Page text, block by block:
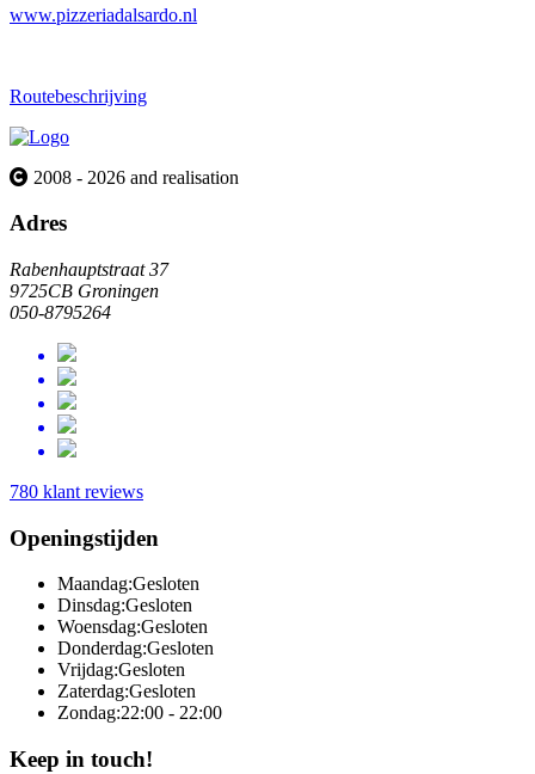
www.pizzeriadalsardo.nl
Routebeschrijving
2008 - 2026 and realisation
Adres
Rabenhauptstraat 37
9725CB Groningen
050-8795264
780 klant reviews
Openingstijden
Maandag:Gesloten
Dinsdag:Gesloten
Woensdag:Gesloten
Donderdag:Gesloten
Vrijdag:Gesloten
Zaterdag:Gesloten
Zondag:22:00 - 22:00
Keep in touch!